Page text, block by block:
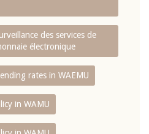
des services de
électronique
rates in WAEMU
in WAMU